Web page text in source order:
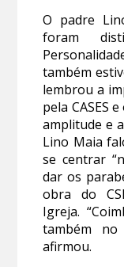
O padre
foram
também
lembrou a
pela CASES
amplitude e
Lino Maia
se centrar
dar os
obra do
Igreja.
também no
afirmou.